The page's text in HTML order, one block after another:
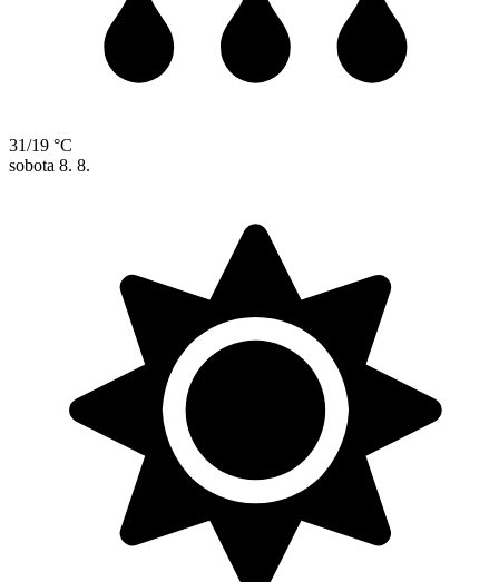
31/19 °C
sobota 8. 8.